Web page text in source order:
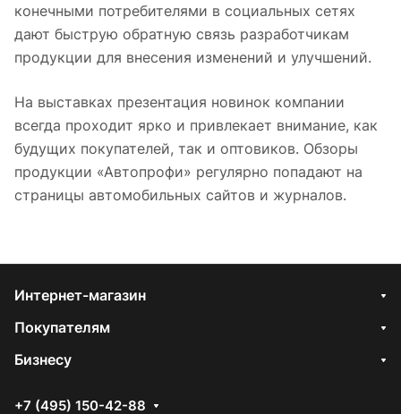
конечными потребителями в социальных сетях
дают быструю обратную связь разработчикам
продукции для внесения изменений и улучшений.
На выставках презентация новинок компании
всегда проходит ярко и привлекает внимание, как
будущих покупателей, так и оптовиков. Обзоры
продукции «Автопрофи» регулярно попадают на
страницы автомобильных сайтов и журналов.
Интернет-магазин
Покупателям
Бизнесу
+7 (495) 150-42-88